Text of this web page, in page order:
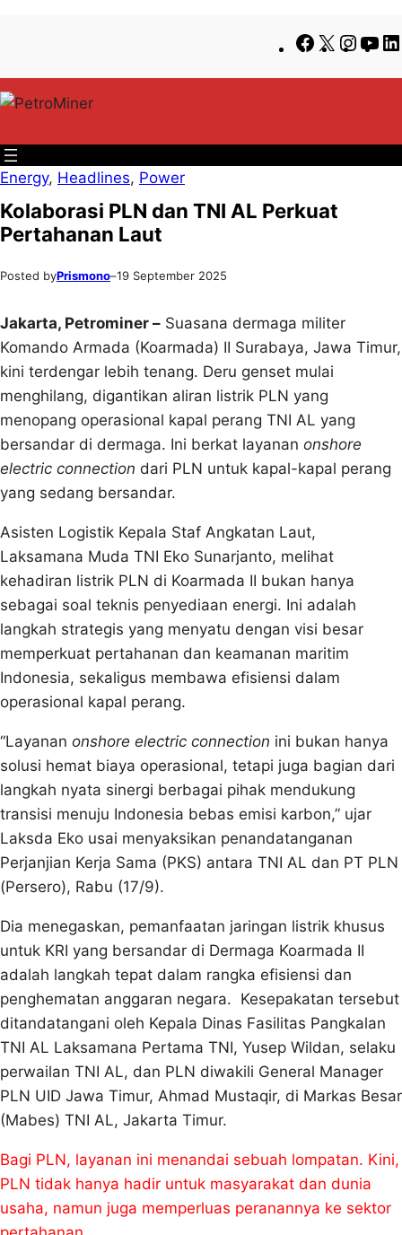
konten
content
Facebook
X
Energy, Headlines, Power
Kolaborasi PLN dan TNI AL Perkuat
Pertahanan Laut
Posted byPrismono–19 September 2025
Jakarta, Petrominer – Suasana dermaga militer
Komando Armada (Koarmada) II Surabaya, Jawa Timur,
kini terdengar lebih tenang. Deru genset mulai
menghilang, digantikan aliran listrik PLN yang
menopang operasional kapal perang TNI AL yang
bersandar di dermaga. Ini berkat layanan onshore
electric connection dari PLN untuk kapal-kapal perang
yang sedang bersandar.
Asisten Logistik Kepala Staf Angkatan Laut,
Laksamana Muda TNI Eko Sunarjanto, melihat
kehadiran listrik PLN di Koarmada II bukan hanya
sebagai soal teknis penyediaan energi. Ini adalah
langkah strategis yang menyatu dengan visi besar
memperkuat pertahanan dan keamanan maritim
Indonesia, sekaligus membawa efisiensi dalam
operasional kapal perang.
“Layanan onshore electric connection ini bukan hanya
solusi hemat biaya operasional, tetapi juga bagian dari
langkah nyata sinergi berbagai pihak mendukung
transisi menuju Indonesia bebas emisi karbon,” ujar
Laksda Eko usai menyaksikan penandatanganan
Perjanjian Kerja Sama (PKS) antara TNI AL dan PT PLN
(Persero), Rabu (17/9).
Dia menegaskan, pemanfaatan jaringan listrik khusus
untuk KRI yang bersandar di Dermaga Koarmada II
adalah langkah tepat dalam rangka efisiensi dan
penghematan anggaran negara. Kesepakatan tersebut
ditandatangani oleh Kepala Dinas Fasilitas Pangkalan
TNI AL Laksamana Pertama TNI, Yusep Wildan, selaku
perwailan TNI AL, dan PLN diwakili General Manager
PLN UID Jawa Timur, Ahmad Mustaqir, di Markas Besar
(Mabes) TNI AL, Jakarta Timur.
Bagi PLN, layanan ini menandai sebuah lompatan. Kini,
PLN tidak hanya hadir untuk masyarakat dan dunia
usaha, namun juga memperluas peranannya ke sektor